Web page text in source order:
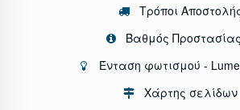
Τρόποι
Βαθμός
Ένταση φωτισμού -
Χάρτης σελίδων